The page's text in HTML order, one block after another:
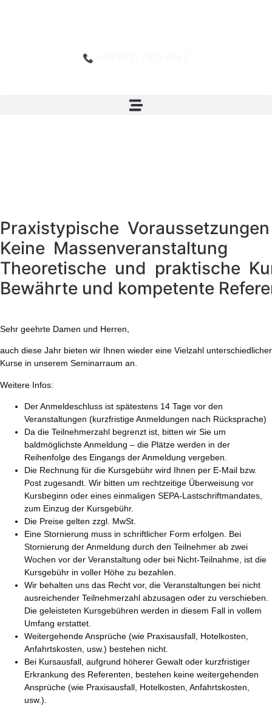
Praxistypische Voraussetzungen
Keine Massenveranstaltung
Theoretische und praktische
Bewährte und kompetente
Sehr geehrte Damen und Herren,
auch diese Jahr bieten wir Ihnen wieder eine Vielzahl unterschiedlicher
Kurse in unserem Seminarraum an.
Weitere Infos:
Der Anmeldeschluss ist spätestens 14 Tage vor den
Veranstaltungen (kurzfristige Anmeldungen nach Rücksprache)
Da die Teilnehmerzahl begrenzt ist, bitten wir Sie um
baldmöglichste Anmeldung – die Plätze werden in der
Reihenfolge des Eingangs der Anmeldung vergeben.
Die Rechnung für die Kursgebühr wird Ihnen per E-Mail bzw.
Post zugesandt. Wir bitten um rechtzeitige Überweisung vor
Kursbeginn oder eines einmaligen SEPA-Lastschriftmandates,
zum Einzug der Kursgebühr.
Die Preise gelten zzgl. MwSt.
Eine Stornierung muss in schriftlicher Form erfolgen. Bei
Stornierung der Anmeldung durch den Teilnehmer ab zwei
Wochen vor der Veranstaltung oder bei Nicht-Teilnahme, ist die
Kursgebühr in voller Höhe zu bezahlen.
Wir behalten uns das Recht vor, die Veranstaltungen bei nicht
ausreichender Teilnehmerzahl abzusagen oder zu verschieben.
Die geleisteten Kursgebühren werden in diesem Fall in vollem
Umfang erstattet.
Weitergehende Ansprüche (wie Praxisausfall, Hotelkosten,
Anfahrtskosten, usw.) bestehen nicht.
Bei Kursausfall, aufgrund höherer Gewalt oder kurzfristiger
Erkrankung des Referenten, bestehen keine weitergehenden
Ansprüche (wie Praxisausfall, Hotelkosten, Anfahrtskosten,
usw.).